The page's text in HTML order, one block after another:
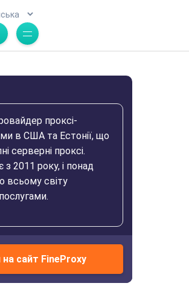
проксі-
в США та Естонії, що
серверні проксі.
2011 року, і понад
всьому світу
на сайт FineProxy